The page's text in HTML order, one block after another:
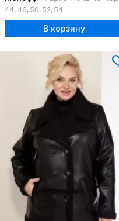
44, 46, 50, 52, 54
В корзину